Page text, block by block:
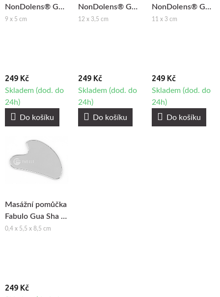
NonDolens® Gua
Sha ploutev -
9 x 5 cm
249 Kč
Skladem (dod. do
24h)
Do košíku
NonDolens® Gua
Sha ryba -
12 x 3,5 cm
249 Kč
Skladem (dod. do
24h)
Do košíku
NonDolens® Gua
Sha ve tvaru S -
11 x 3 cm
249 Kč
Skladem (dod. do
24h)
Do košíku
Masážní pomůčka
Fabulo Gua Sha z
nerezavějící oceli
0,4 x 5,5 x 8,5 cm
249 Kč